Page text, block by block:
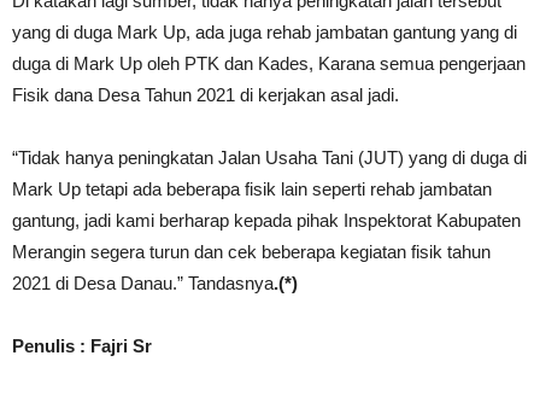
yang di duga Mark Up, ada juga rehab jambatan gantung yang di
duga di Mark Up oleh PTK dan Kades, Karana semua pengerjaan
Fisik dana Desa Tahun 2021 di kerjakan asal jadi.
“Tidak hanya peningkatan Jalan Usaha Tani (JUT) yang di duga di
Mark Up tetapi ada beberapa fisik lain seperti rehab jambatan
gantung, jadi kami berharap kepada pihak Inspektorat Kabupaten
Merangin segera turun dan cek beberapa kegiatan fisik tahun
2021 di Desa Danau.” Tandasnya.(*)
Penulis : Fajri Sr